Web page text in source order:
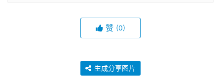
赞 (0)
生成分享图片